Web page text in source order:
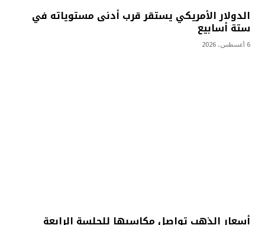
الدولار الأمريكي يستقر قرب أدنى مستوياته في
ستة أسابيع
6 أغسطس، 2026